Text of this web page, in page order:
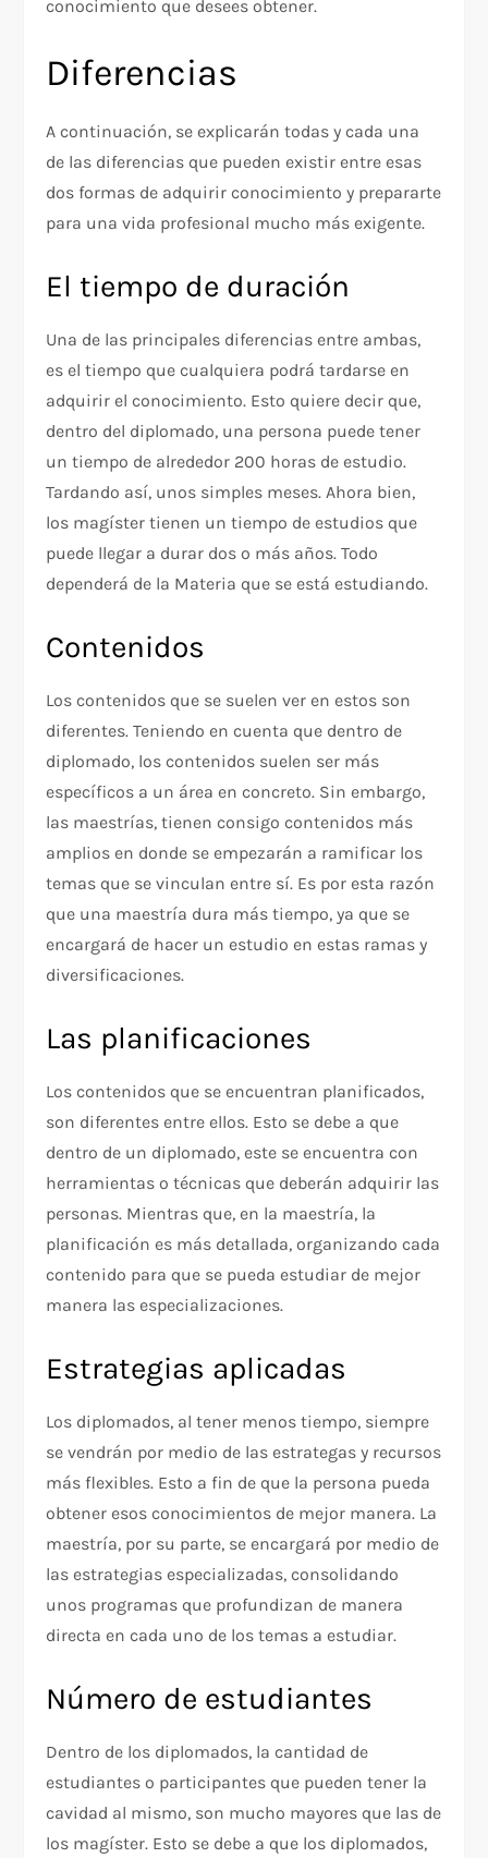
conocimiento que desees obtener.
Diferencias
A continuación, se explicarán todas y cada una
de las diferencias que pueden existir entre esas
dos formas de adquirir conocimiento y prepararte
para una vida profesional mucho más exigente.
El tiempo de duración
Una de las principales diferencias entre ambas,
es el tiempo que cualquiera podrá tardarse en
adquirir el conocimiento. Esto quiere decir que,
dentro del diplomado, una persona puede tener
un tiempo de alrededor 200 horas de estudio.
Tardando así, unos simples meses. Ahora bien,
los magíster tienen un tiempo de estudios que
puede llegar a durar dos o más años. Todo
dependerá de la Materia que se está estudiando.
Contenidos
Los contenidos que se suelen ver en estos son
diferentes. Teniendo en cuenta que dentro de
diplomado, los contenidos suelen ser más
específicos a un área en concreto. Sin embargo,
las maestrías, tienen consigo contenidos más
amplios en donde se empezarán a ramificar los
temas que se vinculan entre sí. Es por esta razón
que una maestría dura más tiempo, ya que se
encargará de hacer un estudio en estas ramas y
diversificaciones.
Las planificaciones
Los contenidos que se encuentran planificados,
son diferentes entre ellos. Esto se debe a que
dentro de un diplomado, este se encuentra con
herramientas o técnicas que deberán adquirir las
personas. Mientras que, en la maestría, la
planificación es más detallada, organizando cada
contenido para que se pueda estudiar de mejor
manera las especializaciones.
Estrategias aplicadas
Los diplomados, al tener menos tiempo, siempre
se vendrán por medio de las estrategas y recursos
más flexibles. Esto a fin de que la persona pueda
obtener esos conocimientos de mejor manera. La
maestría, por su parte, se encargará por medio de
las estrategias especializadas, consolidando
unos programas que profundizan de manera
directa en cada uno de los temas a estudiar.
Número de estudiantes
Dentro de los diplomados, la cantidad de
estudiantes o participantes que pueden tener la
cavidad al mismo, son mucho mayores que las de
los magíster. Esto se debe a que los diplomados,